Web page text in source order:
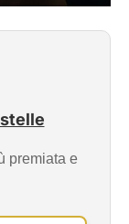
premiata e